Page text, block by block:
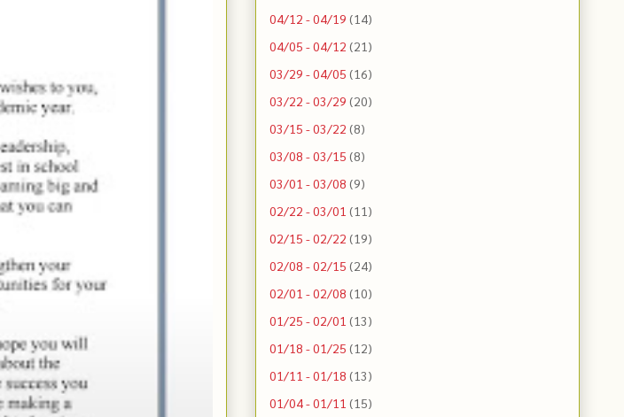
04/12 - 04/19 (14)
04/05 - 04/12 (21)
03/29 - 04/05 (16)
03/22 - 03/29 (20)
03/15 - 03/22 (8)
03/08 - 03/15 (8)
03/01 - 03/08 (9)
02/22 - 03/01 (11)
02/15 - 02/22 (19)
02/08 - 02/15 (24)
02/01 - 02/08 (10)
01/25 - 02/01 (13)
01/18 - 01/25 (12)
01/11 - 01/18 (13)
01/04 - 01/11 (15)